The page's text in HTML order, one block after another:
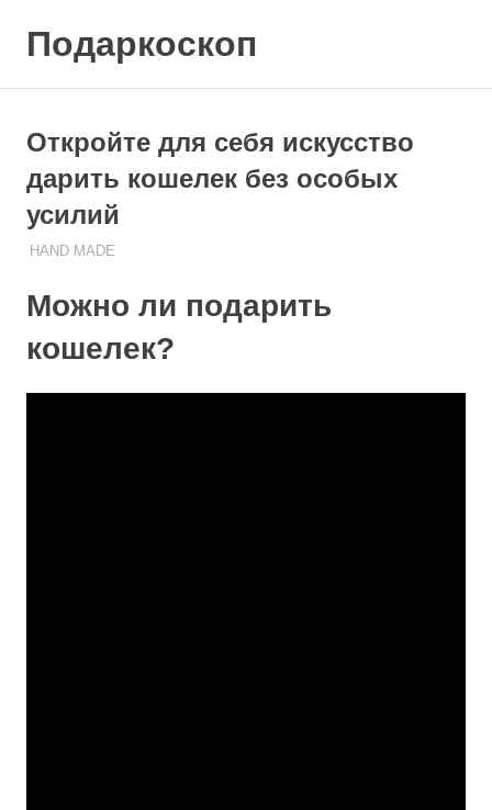
Подаркоскоп
подарить
Откройте для себя искусство
дарить кошелек без особых
усилий
24.11.2023
ПОДАРЧЕК
HAND MADE
Можно ли подарить
кошелек?